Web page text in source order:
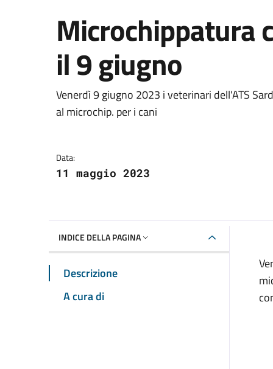
Microchippatura
il 9 giugno
Dettagli della notizia
Venerdì 9 giugno 2023 i veterinari dell'ATS
al microchip. per i cani
Data:
11 maggio 2023
INDICE DELLA PAGINA
Descrizione
A cura di